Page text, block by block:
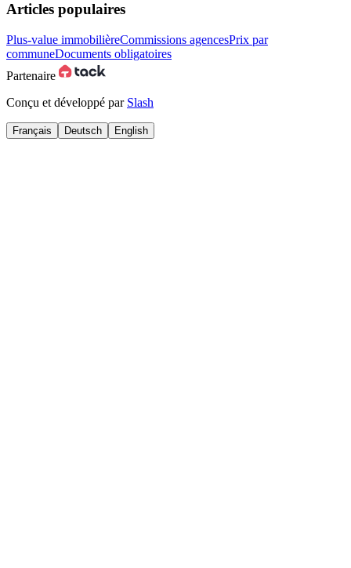
Articles populaires
Plus-value immobilièreCommissions agencesPrix par
communeDocuments obligatoires
Partenaire
Conçu et développé par Slash
Français Deutsch English